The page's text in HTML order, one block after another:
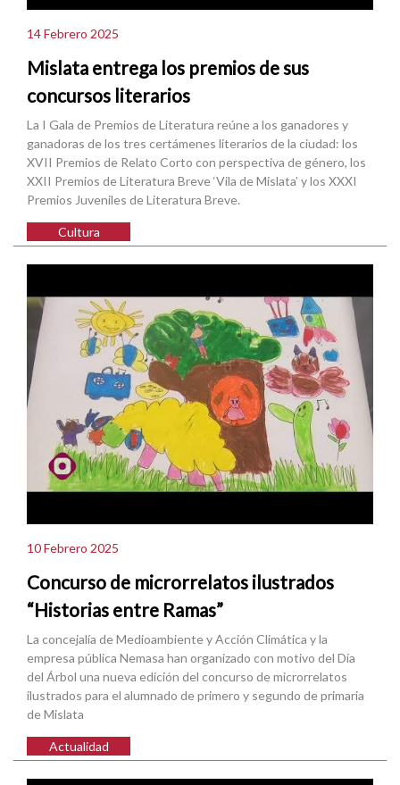
14 Febrero 2025
Mislata entrega los premios de sus
concursos literarios
La I Gala de Premios de Literatura reúne a los ganadores y
ganadoras de los tres certámenes literarios de la ciudad: los
XVII Premios de Relato Corto con perspectiva de género, los
XXII Premios de Literatura Breve ‘Vila de Mislata’ y los XXXI
Premios Juveniles de Literatura Breve.
Cultura
10 Febrero 2025
Concurso de microrrelatos ilustrados
“Historias entre Ramas”
La concejalía de Medioambiente y Acción Climática y la
empresa pública Nemasa han organizado con motivo del Día
del Árbol una nueva edición del concurso de microrrelatos
ilustrados para el alumnado de primero y segundo de primaria
de Mislata
Actualidad